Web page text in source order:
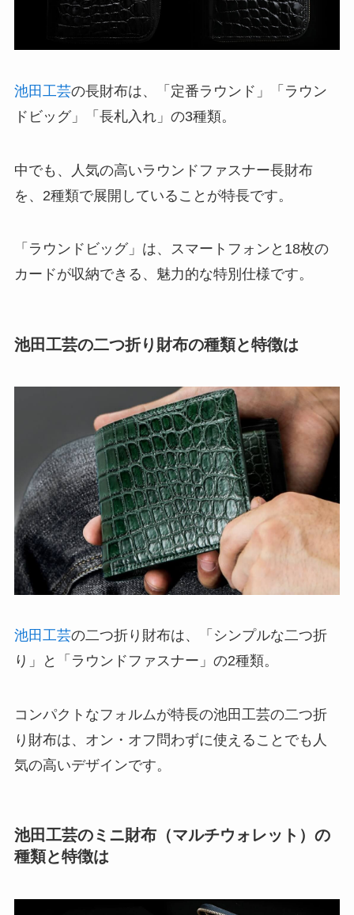
池田工芸の長財布は、「定番ラウンド」「ラウン
ドビッグ」「長札入れ」の3種類。
中でも、人気の高いラウンドファスナー長財布
を、2種類で展開していることが特長です。
「ラウンドビッグ」は、スマートフォンと18枚の
カードが収納できる、魅力的な特別仕様です。
池田工芸の二つ折り財布の種類と特徴は
池田工芸の二つ折り財布は、「シンプルな二つ折
り」と「ラウンドファスナー」の2種類。
コンパクトなフォルムが特長の池田工芸の二つ折
り財布は、オン・オフ問わずに使えることでも人
気の高いデザインです。
池田工芸のミニ財布（マルチウォレット）の
種類と特徴は